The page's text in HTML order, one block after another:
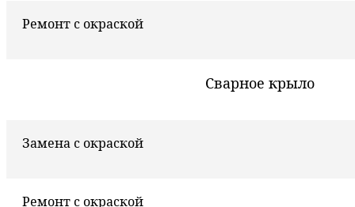
Ремонт с окраской
Сварное крыло
Замена с окраской
Ремонт с окраской